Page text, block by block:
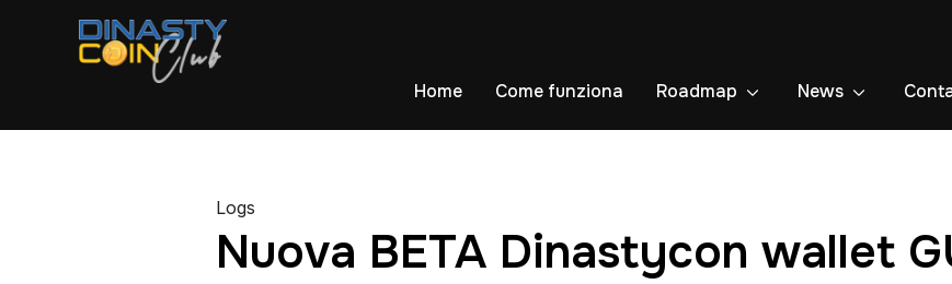
Home Come funziona Roadmap News
Logs
Nuova BETA Dinastycon wallet